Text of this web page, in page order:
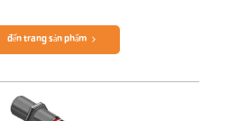
đến trang sản phẩm